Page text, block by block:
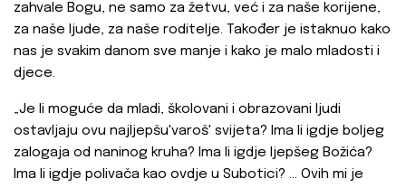
zahvale Bogu, ne samo za žetvu, već i za naše korijene,
za naše ljude, za naše roditelje. Također je istaknuo kako
nas je svakim danom sve manje i kako je malo mladosti i
djece.
„Je li moguće da mladi, školovani i obrazovani ljudi
ostavljaju ovu najljepšu'varoš' svijeta? Ima li igdje boljeg
zalogaja od naninog kruha? Ima li igdje ljepšeg Božića?
Ima li igdje polivača kao ovdje u Subotici? … Ovih mi je